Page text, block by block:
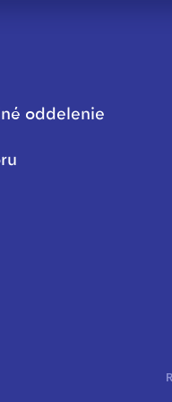
oddelenie